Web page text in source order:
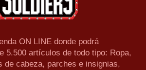
ON LINE donde podrá
5.500 artículos de todo tipo: Ropa,
de cabeza, parches e insignias,